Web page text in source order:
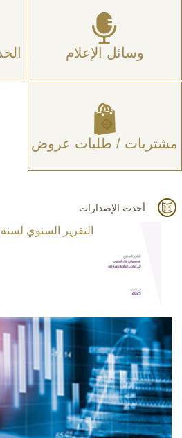
وسائل الإعلام
مشتريات / طلبات عروض
أحدث الإصدارات
التقرير السنوي لسنة 2025